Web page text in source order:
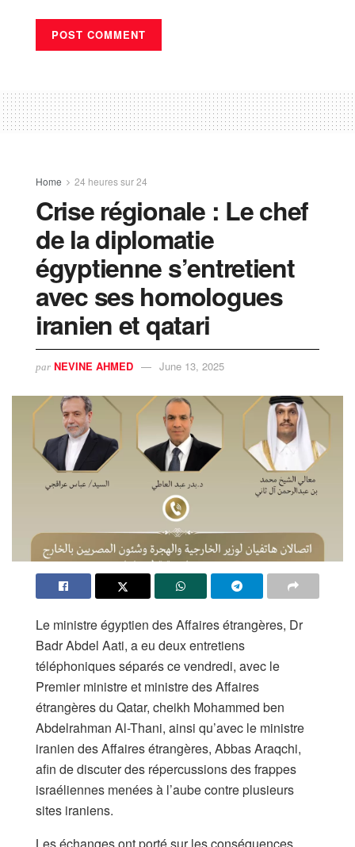
Home 24 heures sur 24
Crise régionale : Le chef
de la diplomatie
égyptienne s’entretient
avec ses homologues
iranien et qatari
par NEVINE AHMED June 13, 2025
Le ministre égyptien des Affaires étrangères, Dr
Badr Abdel Aati, a eu deux entretiens
téléphoniques séparés ce vendredi, avec le
Premier ministre et ministre des Affaires
étrangères du Qatar, cheikh Mohammed ben
Abdelrahman Al-Thani, ainsi qu’avec le ministre
iranien des Affaires étrangères, Abbas Araqchi,
afin de discuter des répercussions des frappes
israéliennes menées à l’aube contre plusieurs
sites iraniens.
Les échanges ont porté sur les conséquences